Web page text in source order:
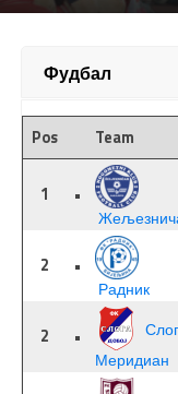
Фудбал